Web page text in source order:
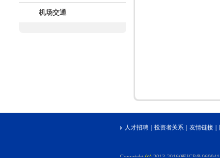
机场交通
人才招聘 投资者关系 友情链接